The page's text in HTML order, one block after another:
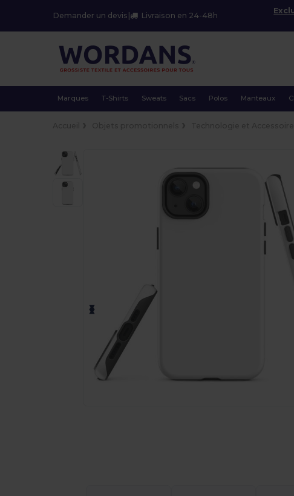
Demander un devis Livraison en 24-48h
Marques T-Shirts Sweats Sacs Polos Manteaux